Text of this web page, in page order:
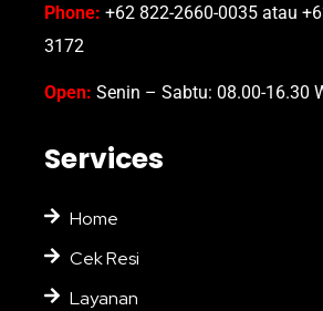
Phone: +62 822-2660-0035 atau
3172
Open: Senin – Sabtu: 08.00-16.30
Services
Home
Cek Resi
Layanan